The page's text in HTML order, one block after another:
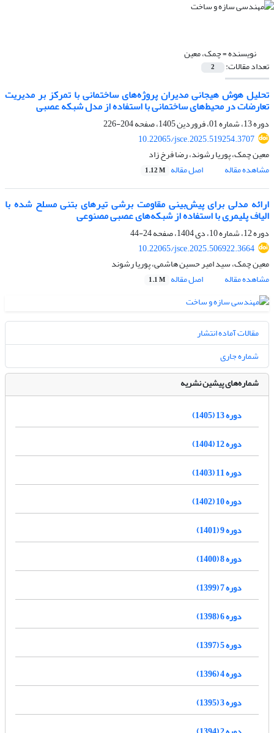
نویسنده =چمک، معین
تعداد مقالات: 2
تحلیل هوش هیجانی مدیران پروژه‌های ساختمانی با تمرکز بر مدیریت
تعارضات در محیط‌های ساختمانی با استفاده از مدل شبکه عصبی
دوره 13، شماره 01، فروردین 1405، صفحه
204-226
10.22065/jsce.2025.519254.3707
معین چمک، پوریا رشوند، رضا فرخ زاد
مشاهده مقاله
اصل مقاله 1.12 M
ارائه مدلی برای پیش‌بینی مقاومت برشی تیرهای بتنی مسلح شده با
الیاف پلیمری با استفاده از شبکه‌های عصبی مصنوعی
دوره 12، شماره 10، دی 1404، صفحه
24-44
10.22065/jsce.2025.506922.3664
معین چمک، سید امیر حسین هاشمی، پوریا رشوند
مشاهده مقاله
اصل مقاله 1.1 M
مقالات آماده انتشار
شماره جاری
شماره‌های پیشین نشریه
دوره 13 (1405)
دوره 12 (1404)
دوره 11 (1403)
دوره 10 (1402)
دوره 9 (1401)
دوره 8 (1400)
دوره 7 (1399)
دوره 6 (1398)
دوره 5 (1397)
دوره 4 (1396)
دوره 3 (1395)